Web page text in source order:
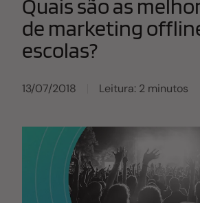
Avaliação do desempenho da
captação de alunos anda mal, é
como a equipe costuma trabalhar.
instituições possuem
vendas. Assim, quando a
eficiente. Quando se conta com
especialista em venda, é muito
conquistar o aluno agregando
Uma equipe focada na conversão
consegue
Quais são as
de marketing
escolas?
13/07/2018 Leitura: 2 minutos